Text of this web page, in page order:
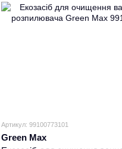
Артикул: 99100773101
Green Max